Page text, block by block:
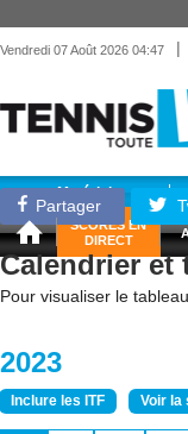
Vendredi 07 Août 2026 04:47 |
Matériel
SCORES EN
DIRECT
Partager
Calendrier et
Pour visualiser le
2023
Inclure les ITF Voir la